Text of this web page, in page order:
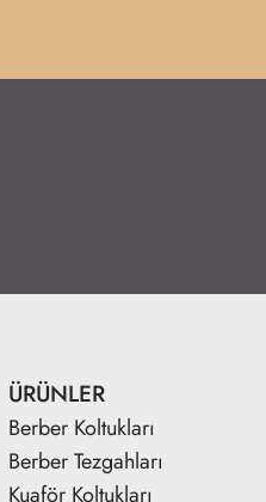
ÜRÜNLER
Berber Koltukları
Berber Tezgahları
Kuaför Koltukları